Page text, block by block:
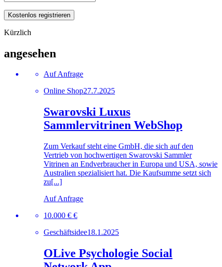
Kürzlich
angesehen
Auf Anfrage
Online Shop27.7.2025
Swarovski Luxus
Sammlervitrinen WebShop
Zum Verkauf steht eine GmbH, die sich auf den
Vertrieb von hochwertigen Swarovski Sammler
Vitrinen an Endverbraucher in Europa und USA, sowie
Australien spezialisiert hat. Die Kaufsumme setzt sich
zu[...]
Auf Anfrage
10.000 € €
Geschäftsidee18.1.2025
OLive Psychologie Social